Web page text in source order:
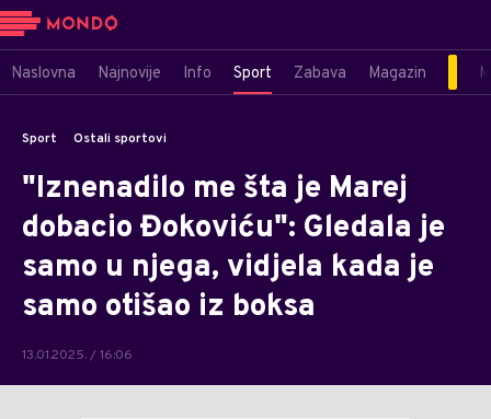
Naslovna Najnovije Info Sport Zabava Magazin
Sport Ostali sportovi
"Iznenadilo me šta je Marej
dobacio Đokoviću": Gledala je
samo u njega, vidjela kada je
samo otišao iz boksa
13.01.2025. / 16:06